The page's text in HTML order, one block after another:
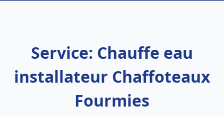
Service: Chauffe eau
installateur Chaffoteaux
Fourmies